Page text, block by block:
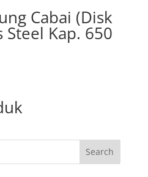
Cabai (Disk
Steel Kap. 650
Search